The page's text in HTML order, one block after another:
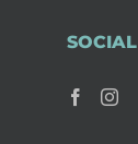
SOCIAL